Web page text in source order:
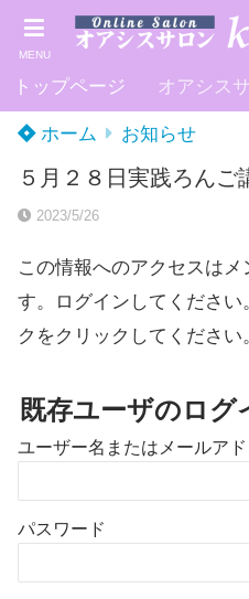
MENU
トップページ オアシス
ホーム お知らせ
５月２８日実践ろんご
2023/5/26
この情報へのアクセスは
す。ログインしてくださ
クをクリックしてください
既存ユーザのログ
ユーザー名またはメールアド
パスワード